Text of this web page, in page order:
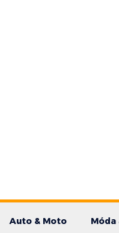
Auto & Moto Móda